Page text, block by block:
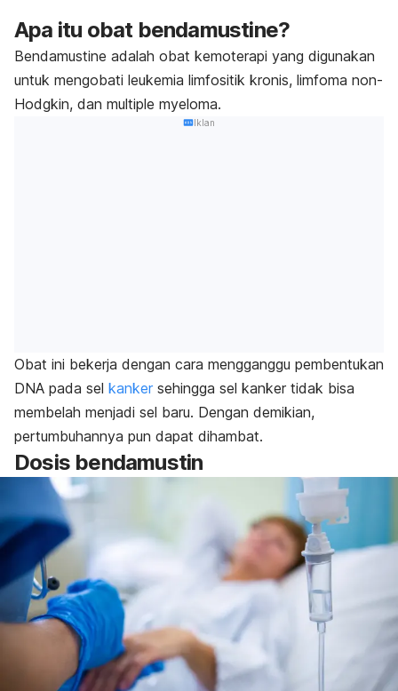
Apa itu obat bendamustine?
Bendamustine adalah obat kemoterapi yang digunakan
untuk mengobati leukemia limfositik kronis, limfoma non-
Hodgkin, dan multiple myeloma.
Iklan
Obat ini bekerja dengan cara mengganggu pembentukan
DNA pada sel kanker sehingga sel kanker tidak bisa
membelah menjadi sel baru. Dengan demikian,
pertumbuhannya pun dapat dihambat.
Dosis bendamustin